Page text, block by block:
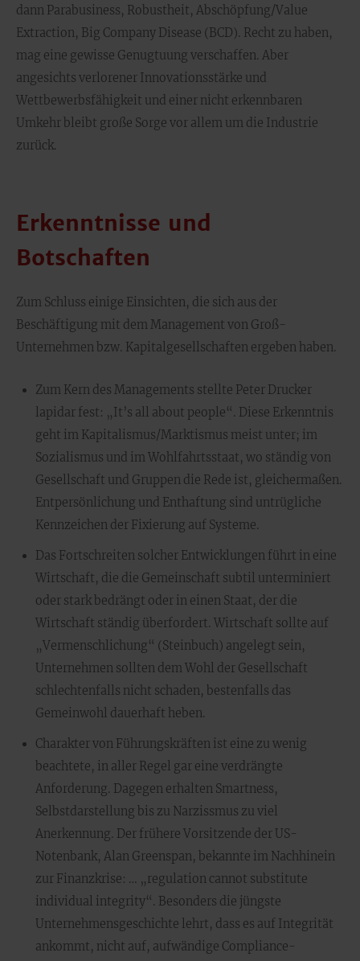
dann Parabusiness, Robustheit, Abschöpfung/Value
Extraction, Big Company Disease (BCD). Recht zu haben,
mag eine gewisse Genugtuung verschaffen. Aber
angesichts verlorener Innovationsstärke und
Wettbewerbsfähigkeit und einer nicht erkennbaren
Umkehr bleibt große Sorge vor allem um die Industrie
zurück.
Erkenntnisse und
Botschaften
Zum Schluss einige Einsichten, die sich aus der
Beschäftigung mit dem Management von Groß-
Unternehmen bzw. Kapitalgesellschaften ergeben haben.
Zum Kern des Managements stellte Peter Drucker
lapidar fest: „It’s all about people“. Diese Erkenntnis
geht im Kapitalismus/Marktismus meist unter; im
Sozialismus und im Wohlfahrtsstaat, wo ständig von
Gesellschaft und Gruppen die Rede ist, gleichermaßen.
Entpersönlichung und Enthaftung sind untrügliche
Kennzeichen der Fixierung auf Systeme.
Das Fortschreiten solcher Entwicklungen führt in eine
Wirtschaft, die die Gemeinschaft subtil unterminiert
oder stark bedrängt oder in einen Staat, der die
Wirtschaft ständig überfordert. Wirtschaft sollte auf
„Vermenschlichung“ (Steinbuch) angelegt sein,
Unternehmen sollten dem Wohl der Gesellschaft
schlechtenfalls nicht schaden, bestenfalls das
Gemeinwohl dauerhaft heben.
Charakter von Führungskräften ist eine zu wenig
beachtete, in aller Regel gar eine verdrängte
Anforderung. Dagegen erhalten Smartness,
Selbstdarstellung bis zu Narzissmus zu viel
Anerkennung. Der frühere Vorsitzende der US-
Notenbank, Alan Greenspan, bekannte im Nachhinein
zur Finanzkrise: … „regulation cannot substitute
individual integrity“. Besonders die jüngste
Unternehmensgeschichte lehrt, dass es auf Integrität
ankommt, nicht auf, aufwändige Compliance-